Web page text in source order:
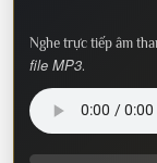
Nghe trực tiếp âm
file MP3.